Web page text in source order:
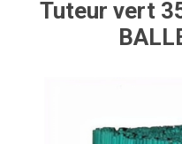
Tuteur vert